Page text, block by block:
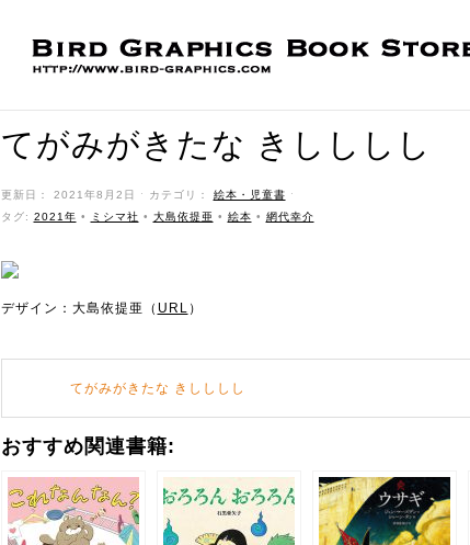
てがみがきたな きしししし
更新日： 2021年8月2日 ˑ カテゴリ： 絵本・児童書 ˑ
タグ: 2021年 • ミシマ社 • 大島依提亜 • 絵本 • 網代幸介
デザイン：大島依提亜（ URL ）
てがみがきたな きしししし
おすすめ関連書籍: